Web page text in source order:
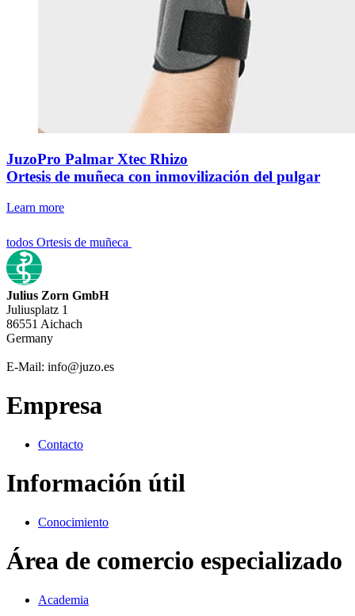
JuzoPro Palmar Xtec Rhizo
Ortesis de muñeca con inmovilización del pulgar
Learn more
todos Ortesis de muñeca
Julius Zorn GmbH
Juliusplatz 1
86551 Aichach
Germany
E-Mail: info@juzo.es
Empresa
Contacto
Información útil
Conocimiento
Área de comercio especializado
Academia